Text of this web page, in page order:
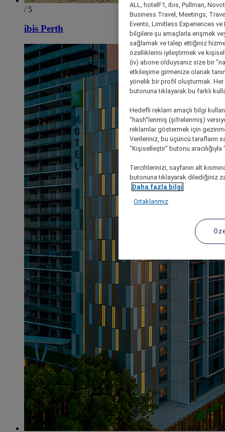
/ 5
ibis Perth
ALL, hotelF1, ibis, Pullman,
Business Travel, Meetings,
Events, Limitless Experiences
bilgilere şu amaçlarla erişmek
sağlamak ve talep ettiğiniz
özelliklerini iyileştirmek ve
(iv) abone olduysanız size bir
etkileşime girmenize olanak
yönelik bir profil oluşturmak.
butonuna tıklayarak bu farklı
Hedefli reklam amaçlı bilgi
"hash"lenmiş (şifrelenmiş)
reklamlar göstermek için
Verileriniz, bu üçüncü tarafların
"Kişiselleştir" butonu
Tercihlerinizi, sayfanın alt
butonuna tıklayarak dilediğiniz
Daha fazla bilgi
Ortaklarımız